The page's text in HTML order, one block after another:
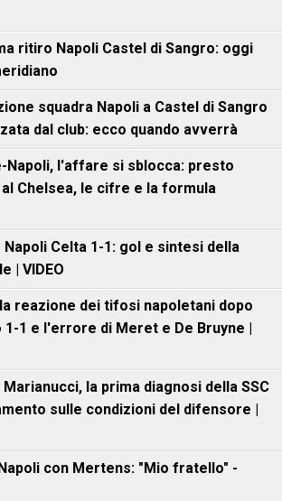
ritiro Napoli Castel di Sangro: oggi
squadra Napoli a Castel di Sangro
dal club: ecco quando avverrà
Napoli, l'affare si sblocca: presto
Chelsea, le cifre e la formula
Napoli Celta 1-1: gol e sintesi della
| VIDEO
reazione dei tifosi napoletani dopo
1-1 e l'errore di Meret e De Bruyne |
la prima diagnosi della SSC
sulle condizioni del difensore |
con Mertens: "Mio fratello" -